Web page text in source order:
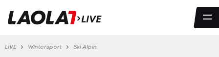
LIVE
LIVE Wintersport Ski Alpin